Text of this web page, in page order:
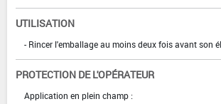
UTILISATION
- Rincer l'emballage au moins deux fois avant son
PROTECTION DE L'OPÉRATEUR
Application en plein champ :